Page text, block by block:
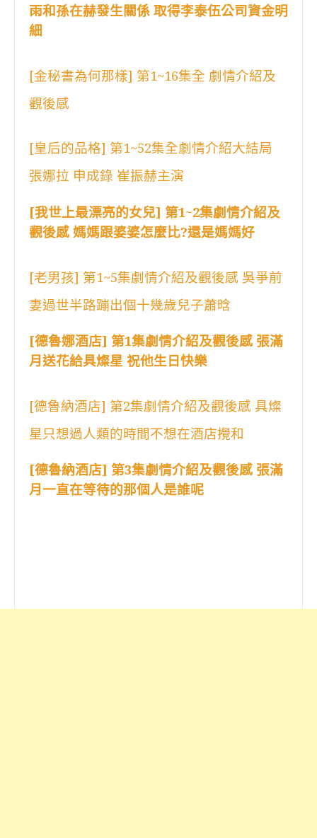
雨和孫在赫發生關係 取得李泰伍公司資金明
細
[金秘書為何那樣] 第1~16集全 劇情介紹及
觀後感
[皇后的品格] 第1~52集全劇情介紹大結局
張娜拉 申成錄 崔振赫主演
[我世上最漂亮的女兒] 第1~2集劇情介紹及
觀後感 媽媽跟婆婆怎麼比?還是媽媽好
[老男孩] 第1~5集劇情介紹及觀後感 吳爭前
妻過世半路蹦出個十幾歲兒子蕭晗
[德魯娜酒店] 第1集劇情介紹及觀後感 張滿
月送花給具燦星 祝他生日快樂
[德魯納酒店] 第2集劇情介紹及觀後感 具燦
星只想過人類的時間不想在酒店攪和
[德魯納酒店] 第3集劇情介紹及觀後感 張滿
月一直在等待的那個人是誰呢